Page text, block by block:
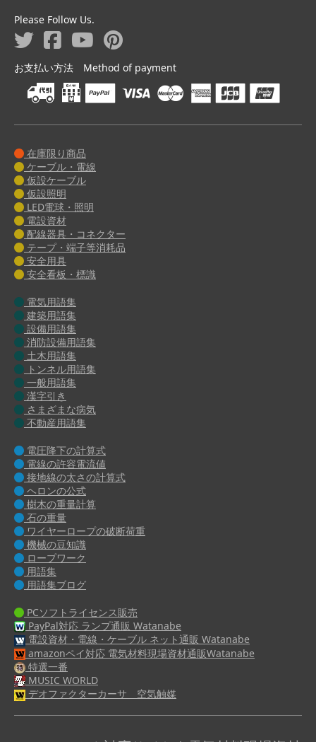
Please Follow Us.
お支払い方法 Method of payment
在庫限り商品
ケーブル・電線
仮設ケーブル
仮設照明
LED電球・照明
電設資材
配線器具・コネクター
テープ・端子等消耗品
安全用具
安全看板・標識
電気用語集
建築用語集
設備用語集
消防設備用語集
土木用語集
トンネル用語集
一般用語集
漢字引き
さまざまな病気
不動産用語集
電圧降下の計算式
電線の許容電流値
接地線の太さの計算式
ヘロンの公式
樹木の重量計算
石の重量
ワイヤーロープの破断荷重
機械の豆知識
ロープワーク
用語集
用語集ブログ
PCソフトライセンス販売
PayPal対応 ランプ通販 Watanabe
電設資材・電線・ケーブル ネット通販 Watanabe
amazonペイ対応 電気材料現場資材通販Watanabe
特選一番
MUSIC WORLD
デオファクターカーサ 空気触媒